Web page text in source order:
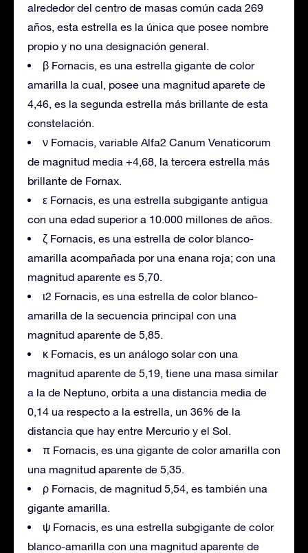
alrededor del centro de masas común cada 269
años, esta estrella es la única que posee nombre
propio y no una designación general.
β Fornacis, es una estrella gigante de color
amarilla la cual, posee una magnitud aparete de
4,46, es la segunda estrella más brillante de esta
constelación.
ν Fornacis, variable Alfa2 Canum Venaticorum
de magnitud media +4,68, la tercera estrella más
brillante de Fornax.
ε Fornacis, es una estrella subgigante antigua
con una edad superior a 10.000 millones de años.
ζ Fornacis, es una estrella de color blanco-
amarilla acompañada por una enana roja; con una
magnitud aparente es 5,70.
ι2 Fornacis, es una estrella de color blanco-
amarilla de la secuencia principal con una
magnitud aparente de 5,85.
κ Fornacis, es un análogo solar con una
magnitud aparente de 5,19, tiene una masa similar
a la de Neptuno, orbita a una distancia media de
0,14 ua respecto a la estrella, un 36% de la
distancia que hay entre Mercurio y el Sol.
π Fornacis, es una gigante de color amarilla con
una magnitud aparente de 5,35.
ρ Fornacis, de magnitud 5,54, es también una
gigante amarilla.
ψ Fornacis, es una estrella subgigante de color
blanco-amarilla con una magnitud aparente de